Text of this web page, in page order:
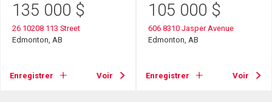
135 000 $
26 10208 113 Street
Edmonton, AB
Enregistrer Voir
105 000 $
606 8310 Jasper Avenue
Edmonton, AB
Enregistrer Voir